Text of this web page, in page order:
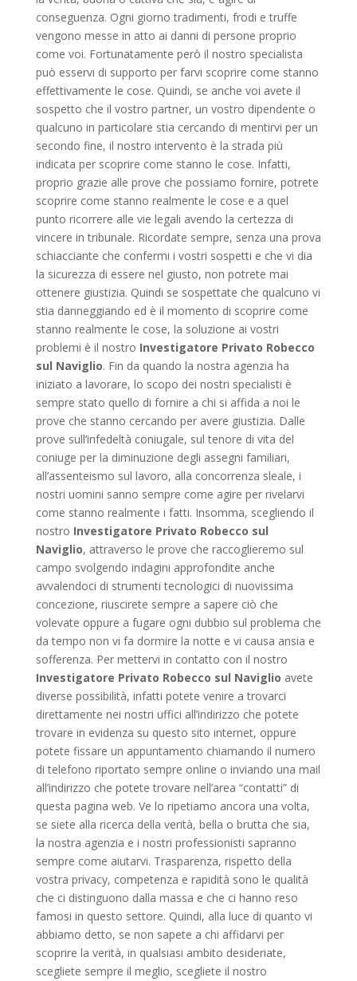
conseguenza. Ogni giorno tradimenti, frodi e truffe
vengono messe in atto ai danni di persone proprio
come voi. Fortunatamente però il nostro specialista
può esservi di supporto per farvi scoprire come stanno
effettivamente le cose. Quindi, se anche voi avete il
sospetto che il vostro partner, un vostro dipendente o
qualcuno in particolare stia cercando di mentirvi per un
secondo fine, il nostro intervento è la strada più
indicata per scoprire come stanno le cose. Infatti,
proprio grazie alle prove che possiamo fornire, potrete
scoprire come stanno realmente le cose e a quel
punto ricorrere alle vie legali avendo la certezza di
vincere in tribunale. Ricordate sempre, senza una prova
schiacciante che confermi i vostri sospetti e che vi dia
la sicurezza di essere nel giusto, non potrete mai
ottenere giustizia. Quindi se sospettate che qualcuno vi
stia danneggiando ed è il momento di scoprire come
stanno realmente le cose, la soluzione ai vostri
problemi è il nostro Investigatore Privato Robecco
sul Naviglio. Fin da quando la nostra agenzia ha
iniziato a lavorare, lo scopo dei nostri specialisti è
sempre stato quello di fornire a chi si affida a noi le
prove che stanno cercando per avere giustizia. Dalle
prove sull’infedeltà coniugale, sul tenore di vita del
coniuge per la diminuzione degli assegni familiari,
all’assenteismo sul lavoro, alla concorrenza sleale, i
nostri uomini sanno sempre come agire per rivelarvi
come stanno realmente i fatti. Insomma, scegliendo il
nostro Investigatore Privato Robecco sul
Naviglio, attraverso le prove che raccoglieremo sul
campo svolgendo indagini approfondite anche
avvalendoci di strumenti tecnologici di nuovissima
concezione, riuscirete sempre a sapere ciò che
volevate oppure a fugare ogni dubbio sul problema che
da tempo non vi fa dormire la notte e vi causa ansia e
sofferenza. Per mettervi in contatto con il nostro
Investigatore Privato Robecco sul Naviglio avete
diverse possibilità, infatti potete venire a trovarci
direttamente nei nostri uffici all’indirizzo che potete
trovare in evidenza su questo sito internet, oppure
potete fissare un appuntamento chiamando il numero
di telefono riportato sempre online o inviando una mail
all’indirizzo che potete trovare nell’area “contatti” di
questa pagina web. Ve lo ripetiamo ancora una volta,
se siete alla ricerca della verità, bella o brutta che sia,
la nostra agenzia e i nostri professionisti sapranno
sempre come aiutarvi. Trasparenza, rispetto della
vostra privacy, competenza e rapidità sono le qualità
che ci distinguono dalla massa e che ci hanno reso
famosi in questo settore. Quindi, alla luce di quanto vi
abbiamo detto, se non sapete a chi affidarvi per
scoprire la verità, in qualsiasi ambito desideriate,
scegliete sempre il meglio, scegliete il nostro